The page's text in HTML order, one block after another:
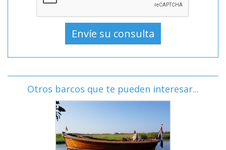
Otros barcos que te pueden interesar...